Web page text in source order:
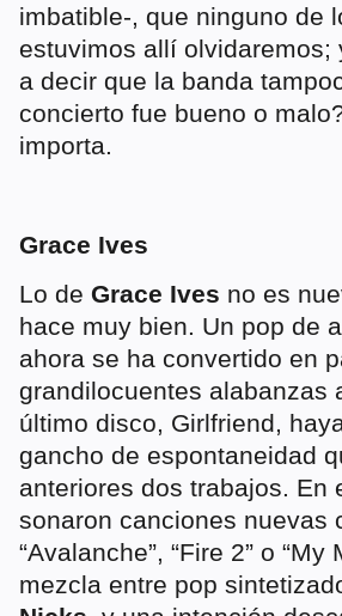
imbatible-, que ninguno de
estuvimos allí olvidaremos;
a decir que la banda
concierto fue bueno o
importa.
Grace Ives
Lo de Grace Ives no es
hace muy bien. Un pop de
ahora se ha convertido en
grandilocuentes alabanzas
último disco, Girlfriend,
gancho de espontaneidad
anteriores dos trabajos. En
sonaron canciones nuevas
“Avalanche”, “Fire 2” o “My
mezcla entre pop